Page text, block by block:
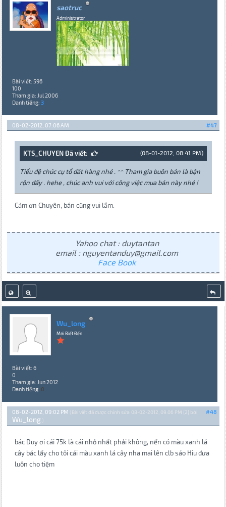
saotruc
Administrator
Bài viết: 596
100
Tham gia: Jul 2006
Danh tiếng: 3
#47
08-02-2012, 07:06 AM
(08-01-2012, 08:41 PM)
KTS_CHUYEN Đã viết:
Tiểu đệ chúc cụ tổ đăt hàng nhé . ^^ Tham gia buôn bán là bận
rộn đấy . hehe , chúc anh vui với công việc mua bán này nhé !
Cảm ơn Chuyên, bán cũng vui lắm.
Yahoo chat : duytantan
email : nguyentanduy@gmail.com
Face Book
Wu_long
Mới Biết Đến
Bài viết: 6
0
Tham gia: Jun 2012
Danh tiếng: 0
#48
08-02-2012, 09:02 PM (Bài viết đã được chỉnh sửa: 08-02-2012, 09:06 PM {2} bởi
Wu_long.)
bác Duy ơi cái 75k là cái nhỏ nhất phải không, nến có màu xanh lá
cây bác lấy cho tôi cái màu xanh lá cây nha mai lên clb sáo Hiu đưa
luôn cho tiệm